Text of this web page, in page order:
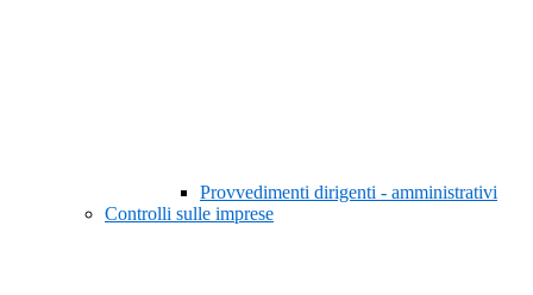
Provvedimenti dirigenti - amministrativi
Controlli sulle imprese